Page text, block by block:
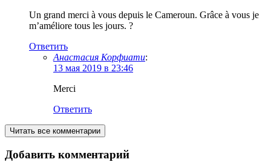
Un grand merci à vous depuis le Cameroun. Grâce à vous je
m’améliore tous les jours. ?
Ответить
Анастасия Корфиати:
13 мая 2019 в 23:46
Merci
Ответить
Читать все комментарии
Добавить комментарий